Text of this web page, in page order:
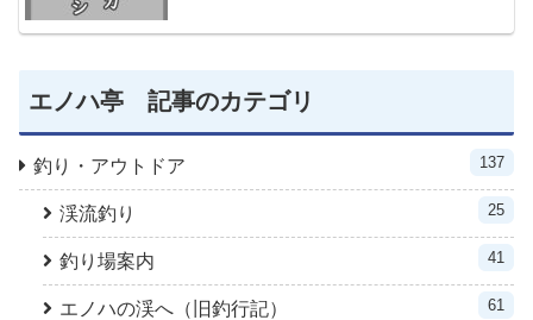
エノハ亭 記事のカテゴリ
釣り・アウトドア 137
渓流釣り 25
釣り場案内 41
エノハの渓へ（旧釣行記） 61